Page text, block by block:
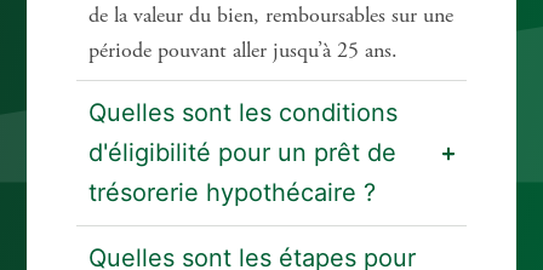
de la valeur du bien, remboursables sur une
période pouvant aller jusqu’à 25 ans.
Quelles sont les conditions
d'éligibilité pour un prêt de
trésorerie hypothécaire ?
Quelles sont les étapes pour